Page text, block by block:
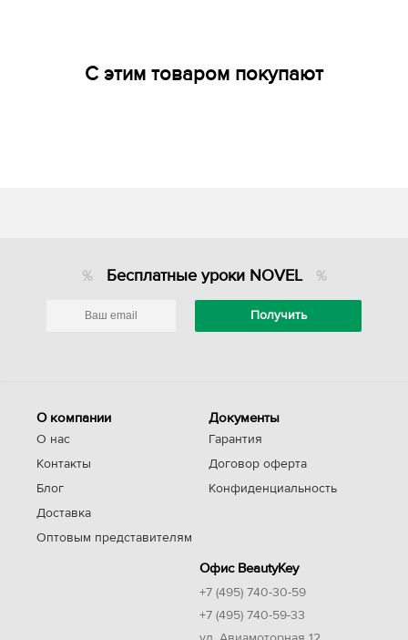
С этим товаром покупают
Бесплатные уроки NOVEL
О компании
О нас
Контакты
Блог
Доставка
Оптовым представителям
Документы
Гарантия
Договор оферта
Конфиденциальность
Офис BeautyKey
+7 (495) 740-30-59
+7 (495) 740-59-33